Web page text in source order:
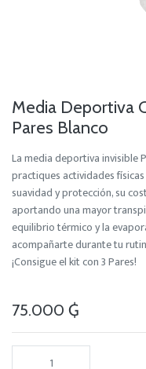
Media Deportiva
Pares Blanco
La media deportiva invisible
practiques actividades
suavidad y protección, su
aportando una mayor
equilibrio térmico y la
acompañarte durante tu
¡Consigue el kit con 3 Pares!
75.000 ₲